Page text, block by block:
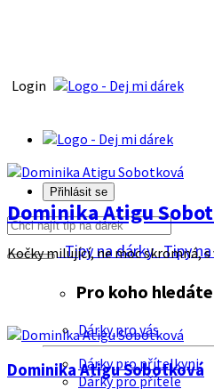
Login
Přihlásit se
Tipy na dárkyTipy na
Pro koho
Dárky pro vás
Dárky pro přítelkyni
Dárky pro přítele
Dominika Atigu
Kočky milující, ne moc skromná,
Dominika Atigu Sobotková